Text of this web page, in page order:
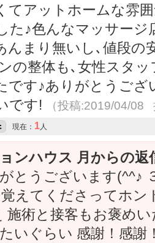
てアットホームな雰
た♪色んなマッサージ
んまり無いし､値段の
の整体も､女性スタ
です♪ありがとうご
です!
（投稿:2019/04/08
現在： 1人
ンハウス 月からの返
とうございます(^^♪
えてくださってホ
施術と接客もお褒め
いぐらい 感謝！感謝